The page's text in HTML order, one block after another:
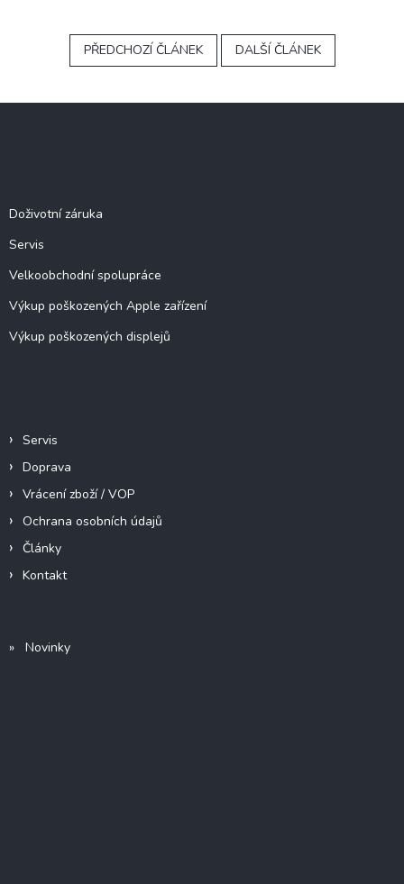
PŘEDCHOZÍ ČLÁNEK DALŠÍ ČLÁNEK
Doživotní záruka
Servis
Velkoobchodní spolupráce
Výkup poškozených Apple zařízení
Výkup poškozených displejů
Servis
Doprava
Vrácení zboží / VOP
Ochrana osobních údajů
Články
Kontakt
» Novinky